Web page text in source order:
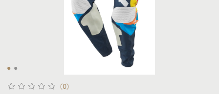
(0)